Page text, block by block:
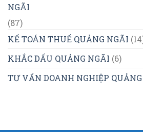
NGÃI
(87)
KẾ TOÁN THUẾ QUẢNG NGÃI
KHẮC DẤU QUẢNG NGÃI (6)
TƯ VẤN DOANH NGHIỆP